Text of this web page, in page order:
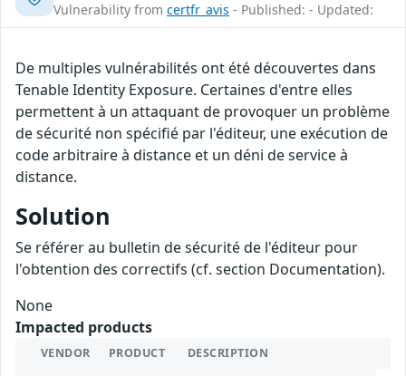
Vulnerability from certfr_avis - Published: - Updated:
De multiples vulnérabilités ont été découvertes dans
Tenable Identity Exposure. Certaines d'entre elles
permettent à un attaquant de provoquer un problème
de sécurité non spécifié par l'éditeur, une exécution de
code arbitraire à distance et un déni de service à
distance.
Solution
Se référer au bulletin de sécurité de l'éditeur pour
l'obtention des correctifs (cf. section Documentation).
None
Impacted products
VENDOR PRODUCT DESCRIPTION